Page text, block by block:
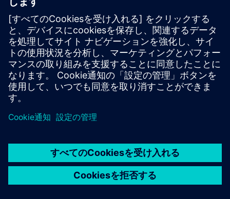
EDA製品のお問い合わせ
世界各地の事業拠点
サポート・センター
ご意見・ご要望
違法コピーの連絡先
© Siemens2026
タル・ミレニアム著作権法 (DMCA)
内部通報